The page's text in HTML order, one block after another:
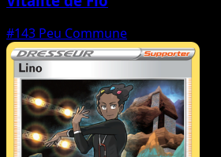
#143 Peu Commune